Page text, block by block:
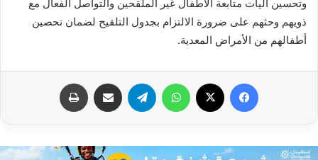
وتحسين آليات متابعة الأطفال غير الملقحين والتواصل الفعال مع
ذويهم وحثهم على ضرورة الالتزام بجدول التلقيح لضمان تحصين
أطفالهم من الأمراض المعدية.
فيسبوك واتساب تيلقرام مشاركة عبر البريد